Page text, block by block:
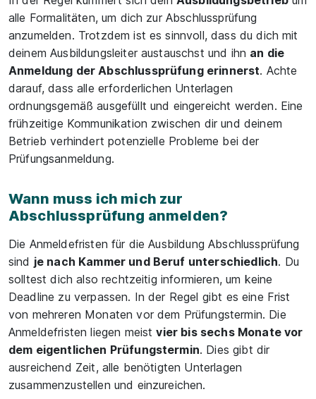
alle Formalitäten, um dich zur Abschlussprüfung
anzumelden. Trotzdem ist es sinnvoll, dass du dich mit
deinem Ausbildungsleiter austauschst und ihn an die
Anmeldung der Abschlussprüfung erinnerst. Achte
darauf, dass alle erforderlichen Unterlagen
ordnungsgemäß ausgefüllt und eingereicht werden. Eine
frühzeitige Kommunikation zwischen dir und deinem
Betrieb verhindert potenzielle Probleme bei der
Prüfungsanmeldung.
Wann muss ich mich zur
Abschlussprüfung anmelden?
Die Anmeldefristen für die Ausbildung Abschlussprüfung
sind je nach Kammer und Beruf unterschiedlich. Du
solltest dich also rechtzeitig informieren, um keine
Deadline zu verpassen. In der Regel gibt es eine Frist
von mehreren Monaten vor dem Prüfungstermin. Die
Anmeldefristen liegen meistvier bis sechs Monate vor
dem eigentlichen Prüfungstermin. Dies gibt dir
ausreichend Zeit, alle benötigten Unterlagen
zusammenzustellen und einzureichen.